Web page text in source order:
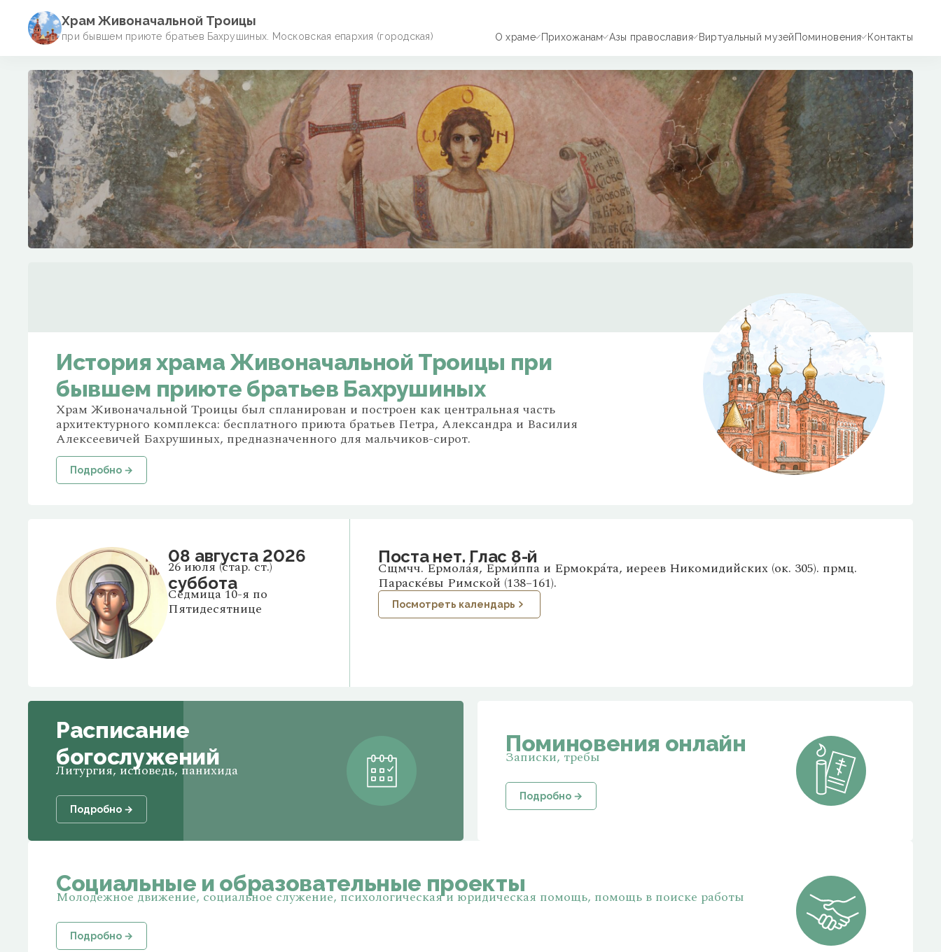
Храм Живоначальной Троицы
при бывшем приюте братьев Бахрушиных. Московская епархия (городская) О храме Прихожанам Азы православия Виртуальный музей Поминовения Контакты
История храма Живоначальной Троицы при
бывшем приюте братьев Бахрушиных
Храм Живоначальной Троицы был спланирован и построен как центральная часть
архитектурного комплекса: бесплатного приюта братьев Петра, Александра и Василия
Алексеевичей Бахрушиных, предназначенного для мальчиков-сирот.
Подробно →
08 августа 2026
26 июля (стар. ст.)
суббота
Седмица 10-я по
Пятидесятнице
Поста нет. Глас 8-й
Сщмчч. Ермола́я, Ерми́ппа и Ермокра́та, иереев Никомидийских (ок. 305). прмц.
Параске́вы Римской (138–161).
Посмотреть календарь
Расписание
богослужений
Литургия, исповедь, панихида
Подробно →
Поминовения онлайн
Записки, требы
Подробно →
Социальные и образовательные проекты
Молодежное движение, социальное служение, психологическая и юридическая помощь, помощь в поиске работы
Подробно →